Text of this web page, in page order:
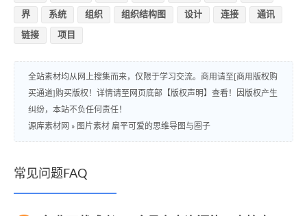
界 系统 组织 组织结构图 设计 连接 通讯
链接 项目
全站素材均从网上搜集而来，仅限于学习交流。商用请至[商用版权购
买通道]购买版权！详情请至网页底部【版权声明】查看！因版权产生
纠纷，本站不负任何责任！
源库素材网 » 图片素材 扁平可爱的思维导图与圈子
常见问题FAQ